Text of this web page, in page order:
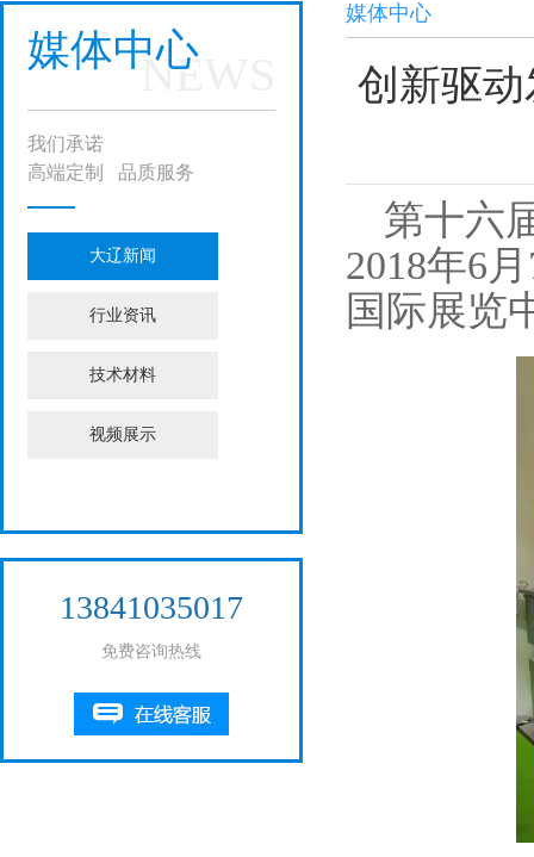
NEWS
媒体中心
我们承诺
高端定制 品质服务
大辽新闻
行业资讯
技术材料
视频展示
13841035017
免费咨询热线
媒体中心
创新驱
第十六
2018年6
国际展览